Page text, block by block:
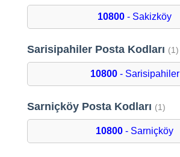
10800 - Sakizköy
Sarisipahiler Posta Kodları (1)
10800- Sarisipahiler
Sarniçköy Posta Kodları (1)
10800 - Sarniçköy